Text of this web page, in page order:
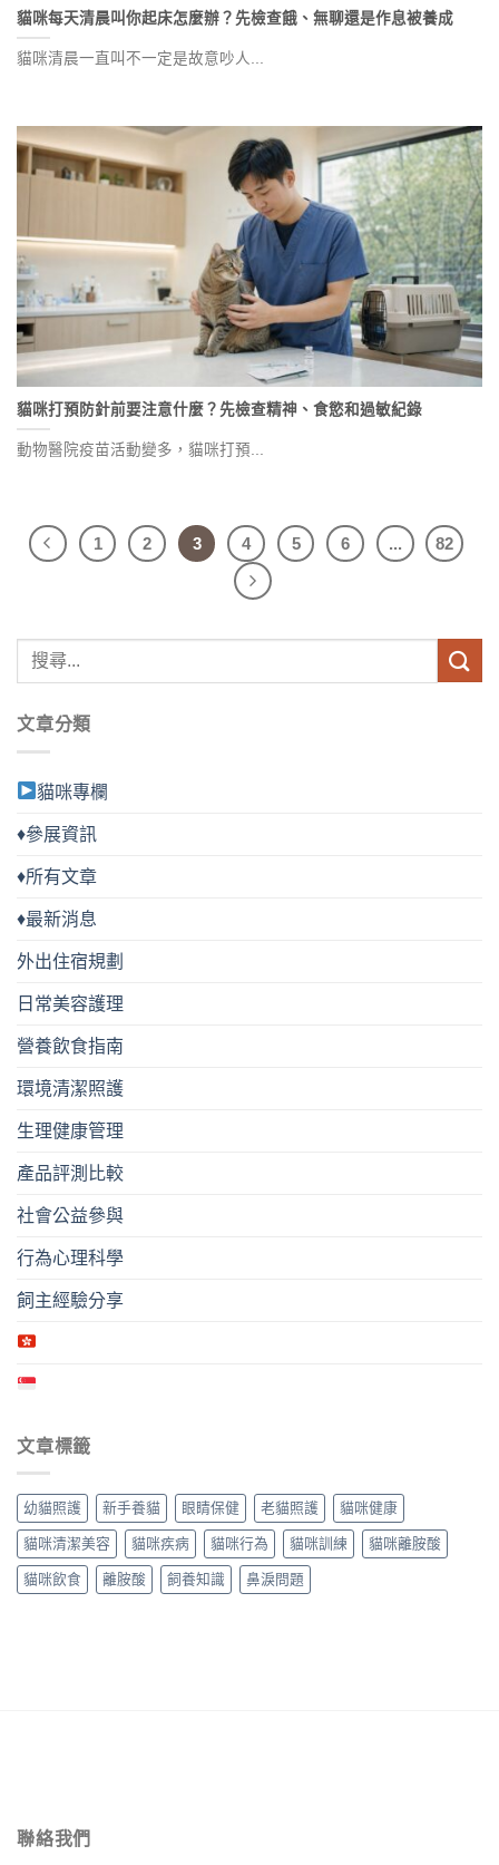
貓咪每天清晨叫你起床怎麼辦？先檢查餓、無聊還是作息被養成
貓咪清晨一直叫不一定是故意吵人...
貓咪打預防針前要注意什麼？先檢查精神、食慾和過敏紀錄
動物醫院疫苗活動變多，貓咪打預...
1 2 3 4 5 6 ... 82
文章分類
貓咪專欄
♦參展資訊
♦所有文章
♦最新消息
外出住宿規劃
日常美容護理
營養飲食指南
環境清潔照護
生理健康管理
產品評測比較
社會公益參與
行為心理科學
飼主經驗分享
文章標籤
幼貓照護 新手養貓 眼睛保健 老貓照護 貓咪健康
貓咪清潔美容 貓咪疾病 貓咪行為 貓咪訓練 貓咪離胺酸
貓咪飲食 離胺酸 飼養知識 鼻淚問題
聯絡我們